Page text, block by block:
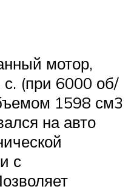
мотор,
(при 6000 об/
1598 см3
на авто
с